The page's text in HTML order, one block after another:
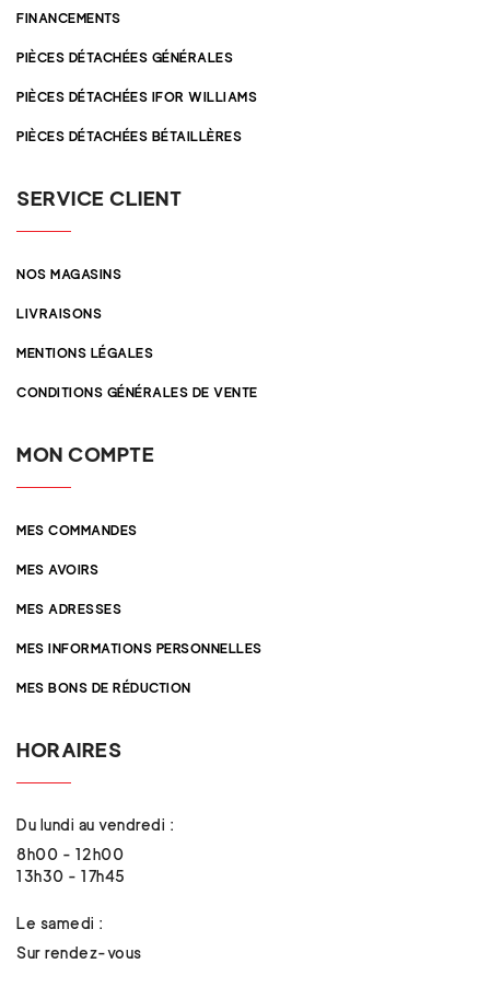
FINANCEMENTS
PIÈCES DÉTACHÉES GÉNÉRALES
PIÈCES DÉTACHÉES IFOR WILLIAMS
PIÈCES DÉTACHÉES BÉTAILLÈRES
SERVICE CLIENT
NOS MAGASINS
LIVRAISONS
MENTIONS LÉGALES
CONDITIONS GÉNÉRALES DE VENTE
MON COMPTE
MES COMMANDES
MES AVOIRS
MES ADRESSES
MES INFORMATIONS PERSONNELLES
MES BONS DE RÉDUCTION
HORAIRES
Du lundi au vendredi :
8h00 - 12h00
13h30 - 17h45
Le samedi :
Sur rendez-vous